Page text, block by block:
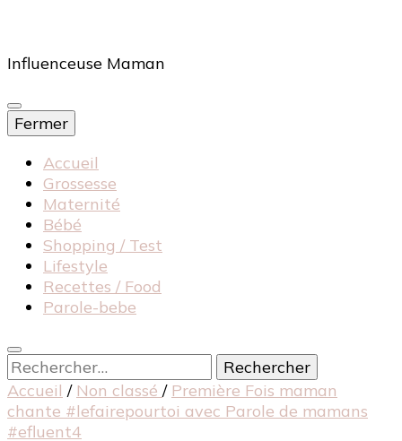
Influenceuse Maman
Fermer
Accueil
Grossesse
Maternité
Bébé
Shopping / Test
Lifestyle
Recettes / Food
Parole-bebe
Rechercher :
Accueil / Non classé / Première Fois maman
chante #lefairepourtoi avec Parole de mamans
#efluent4